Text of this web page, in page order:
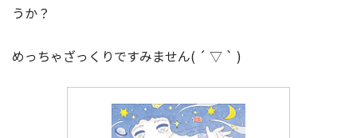
うか？
めっちゃざっくりですみません( ´ ▽ ` )